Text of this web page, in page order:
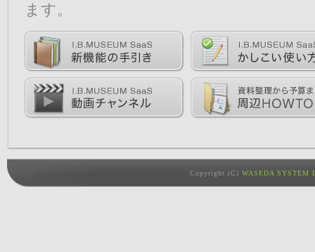
ます。
Copyright (C) WASEDA SYSTEM